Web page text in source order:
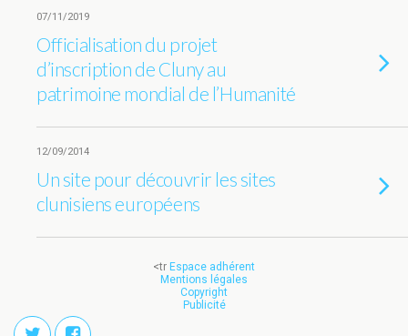
07/11/2019
Officialisation du projet
d’inscription de Cluny au
patrimoine mondial de l’Humanité
12/09/2014
Un site pour découvrir les sites
clunisiens européens
<tr Espace adhérent
Mentions légales
Copyright
Publicité